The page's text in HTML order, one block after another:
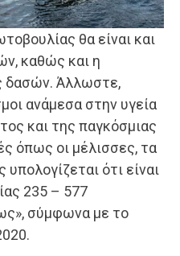
θα είναι και
καθώς και η
δασών. Άλλωστε,
ανάμεσα στην υγεία
και της παγκόσμιας
όπως οι μέλισσες, τα
ότι είναι
235 – 577
σύμφωνα με το